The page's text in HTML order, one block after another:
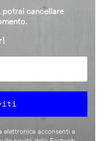
potrai cancellare
elettronica acconsenti a